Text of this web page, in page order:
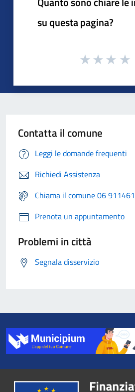
su questa pagina?
Contatta il comune
Leggi le domande frequenti
Richiedi Assistenza
Chiama il comune 06 911461
Prenota un appuntamento
Problemi in città
Segnala disservizio